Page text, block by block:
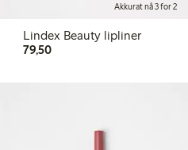
Akkurat nå 3 for 2
Lindex Beauty lipliner
79,5079,50 kr